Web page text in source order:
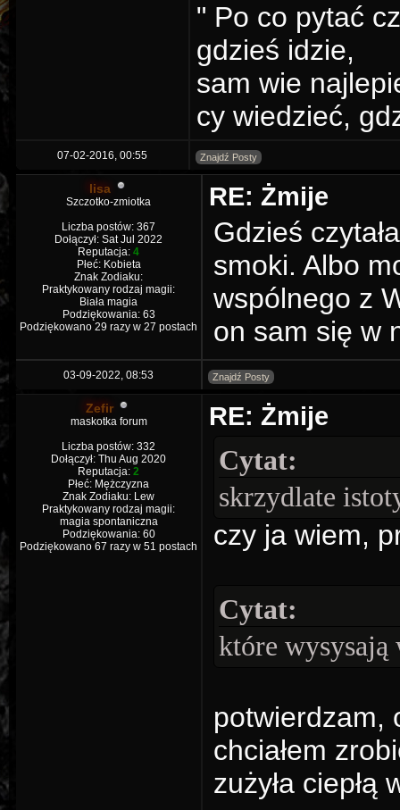
" Po co py­tać
gdzieś idzie,
sam wie
cy wie­dzieć,
07-02-2016, 00:55 Znajdź Posty
lisa
Szczotko-zmiotka
Liczba postów: 367
Dołączył: Sat Jul 2022
Reputacja: 4
Płeć: Kobieta
Znak Zodiaku:
Praktykowany rodzaj magii:
Biała magia
Podziękowania: 63
Podziękowano 29 razy w 27 postach
RE: Żmije
Gdzieś
smoki. Albo
wspólnego z
on sam się w
03-09-2022, 08:53 Znajdź Posty
Zefir
maskotka forum
Liczba postów: 332
Dołączył: Thu Aug 2020
Reputacja: 2
Płeć: Mężczyzna
Znak Zodiaku: Lew
Praktykowany rodzaj magii:
magia spontaniczna
Podziękowania: 60
Podziękowano 67 razy w 51 postach
RE: Żmije
Cytat:
skrzydlate
czy ja wiem,
Cytat:
które
potwierdzam,
chciałem
zużyła ciepłą